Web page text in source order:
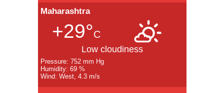
Maharashtra
+29°C
Low cloudiness
Pressure: 752 mm Hg
Humidity: 69 %
Wind: West, 4.3 m/s